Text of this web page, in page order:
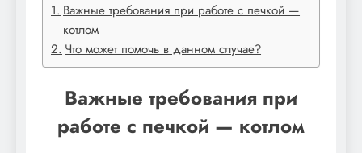
Важные требования при работе с печкой —
котлом
Что может помочь в данном случае?
Важные требования при
работе с печкой — котлом